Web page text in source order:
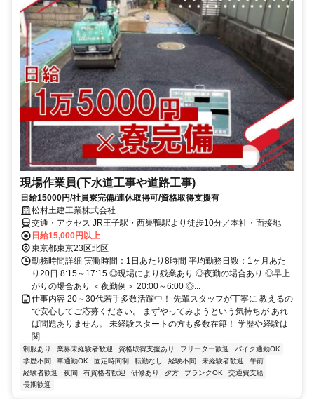
現場作業員(下水道工事や道路工事)
日給15000円/社員寮完備/連休取得可/資格取得支援有
松村土建工業株式会社
交通・アクセス JR王子駅・西巣鴨駅より徒歩10分／本社・面接地
日給15,000円以上
東京都東京23区北区
勤務時間詳細 実働時間：1日あたり8時間 平均勤務日数：1ヶ月あた
り20日 8:15～17:15 ◎現場により残業あり ◎夜勤の場合あり ◎早上
がりの場合あり ＜夜勤例＞ 20:00～6:00 ◎...
仕事内容 20～30代若手多数活躍中！ 先輩スタッフが丁寧に 教えるの
で安心してご応募ください。 まずやってみようという気持ちが あれ
ば問題ありません。 未経験スタートの方も多数在籍！ 学歴や経験は
関...
制服あり 業界未経験者歓迎 資格取得支援あり フリーター歓迎
バイク通勤OK
学歴不問
車通勤OK 固定時間制 転勤なし 経験不問 未経験者歓迎
午前
経験者歓迎
夜間 有資格者歓迎 研修あり 夕方 ブランクOK
交通費支給
長期歓迎